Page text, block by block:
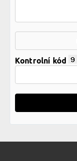
Kontrolní kód